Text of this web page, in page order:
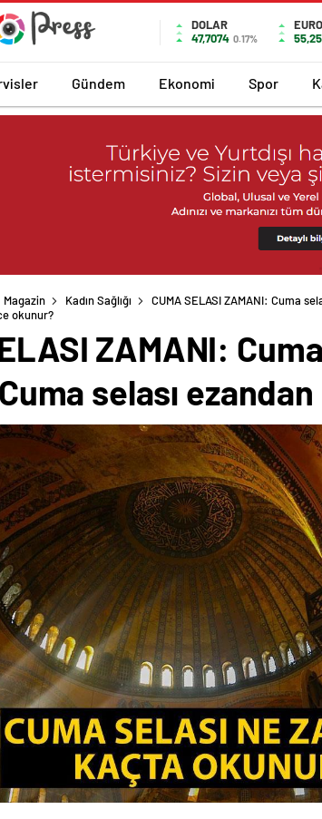
DOLAR
47,7074 0.17%
EURO
Gündem Ekonomi Spor
Magazin Kadın Sağlığı
CUMA SELASI ZAMANI: Cuma
okunur?
ZAMANI:
selası